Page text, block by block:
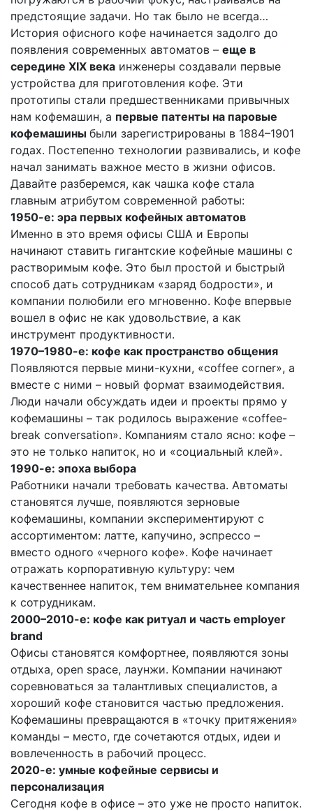
предстоящие задачи. Но так было не всегда…
История офисного кофе начинается задолго до
появления современных автоматов – еще в
середине XIX века инженеры создавали первые
устройства для приготовления кофе. Эти
прототипы стали предшественниками привычных
нам кофемашин, а первые патенты на паровые
кофемашины были зарегистрированы в 1884–1901
годах. Постепенно технологии развивались, и кофе
начал занимать важное место в жизни офисов.
Давайте разберемся, как чашка кофе стала
главным атрибутом современной работы:
1950-е: эра первых кофейных автоматов
Именно в это время офисы США и Европы
начинают ставить гигантские кофейные машины с
растворимым кофе. Это был простой и быстрый
способ дать сотрудникам «заряд бодрости», и
компании полюбили его мгновенно. Кофе впервые
вошел в офис не как удовольствие, а как
инструмент продуктивности.
1970–1980-е: кофе как пространство общения
Появляются первые мини-кухни, «coffee corner», а
вместе с ними – новый формат взаимодействия.
Люди начали обсуждать идеи и проекты прямо у
кофемашины – так родилось выражение «coffee-
break conversation». Компаниям стало ясно: кофе –
это не только напиток, но и «социальный клей».
1990-е: эпоха выбора
Работники начали требовать качества. Автоматы
становятся лучше, появляются зерновые
кофемашины, компании экспериментируют с
ассортиментом: латте, капучино, эспрессо –
вместо одного «черного кофе». Кофе начинает
отражать корпоративную культуру: чем
качественнее напиток, тем внимательнее компания
к сотрудникам.
2000–2010-е: кофе как ритуал и часть employer
brand
Офисы становятся комфортнее, появляются зоны
отдыха, open space, лаунжи. Компании начинают
соревноваться за талантливых специалистов, а
хороший кофе становится частью предложения.
Кофемашины превращаются в «точку притяжения»
команды – место, где сочетаются отдых, идеи и
вовлеченность в рабочий процесс.
2020-е: умные кофейные сервисы и
персонализация
Сегодня кофе в офисе – это уже не просто напиток.